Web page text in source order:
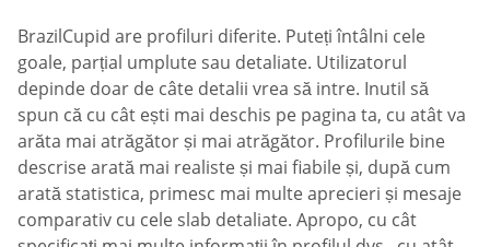
BrazilCupid are profiluri diferite. Puteți întâlni cele
goale, parțial umplute sau detaliate. Utilizatorul
depinde doar de câte detalii vrea să intre. Inutil să
spun că cu cât ești mai deschis pe pagina ta, cu atât va
arăta mai atrăgător și mai atrăgător. Profilurile bine
descrise arată mai realiste și mai fiabile și, după cum
arată statistica, primesc mai multe aprecieri și mesaje
comparativ cu cele slab detaliate. Apropo, cu cât